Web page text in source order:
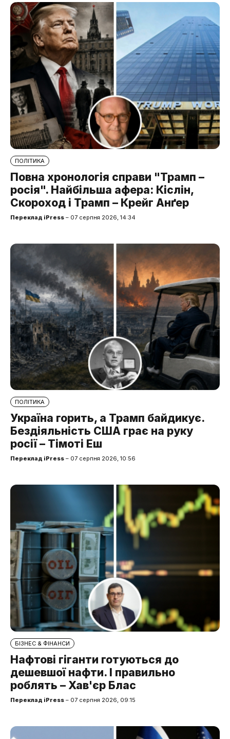
ПОЛІТИКА
Повна хронологія справи "Трамп –
росія". Найбільша афера: Кіслін,
Скороход і Трамп – Крейг Анґер
Переклад iPress – 07 серпня 2026, 14:34
ПОЛІТИКА
Україна горить, а Трамп байдикує.
Бездіяльність США грає на руку
росії – Тімоті Еш
Переклад iPress – 07 серпня 2026, 10:56
БІЗНЕС & ФІНАНСИ
Нафтові гіганти готуються до
дешевшої нафти. І правильно
роблять – Хав'єр Блас
Переклад iPress – 07 серпня 2026, 09:15